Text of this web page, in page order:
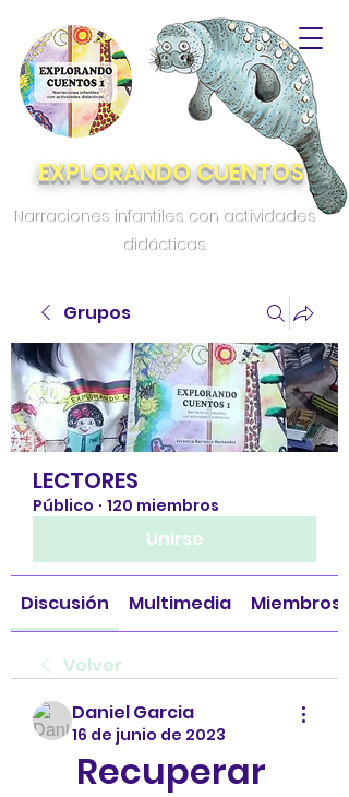
EXPLORANDO CUENTOS
Narraciones infantiles con actividades
didácticas.
Grupos
LECTORES
Público · 120 miembros
Unirse
Discusión Multimedia Miembros
Volver
Daniel Garcia
16 de junio de 2023
Recuperar